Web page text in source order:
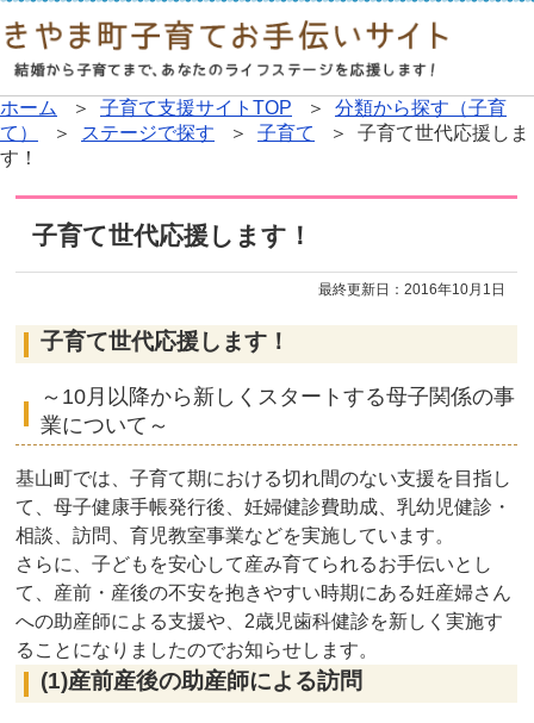
ホーム ＞ 子育て支援サイトTOP ＞ 分類から探す（子育
て）
＞ ステージで探す ＞ 子育て
＞ 子育て世代応援しま
す！
子育て世代応援します！
最終更新日：2016年10月1日
子育て世代応援します！
～10月以降から新しくスタートする母子関係の事
業について～
基山町では、子育て期における切れ間のない支援を目指し
て、母子健康手帳発行後、妊婦健診費助成、乳幼児健診・
相談、訪問、育児教室事業などを実施しています。
さらに、子どもを安心して産み育てられるお手伝いとし
て、産前・産後の不安を抱きやすい時期にある妊産婦さん
への助産師による支援や、2歳児歯科健診を新しく実施す
ることになりましたのでお知らせします。
(1)産前産後の助産師による訪問